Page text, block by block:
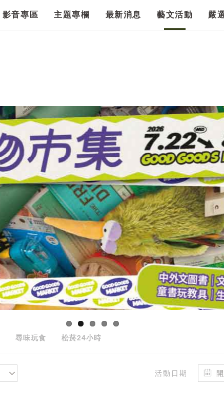
影音專區 主題專欄 最新消息 藝文活動 嚴
尋味玩食 松菸24小時
活動日期